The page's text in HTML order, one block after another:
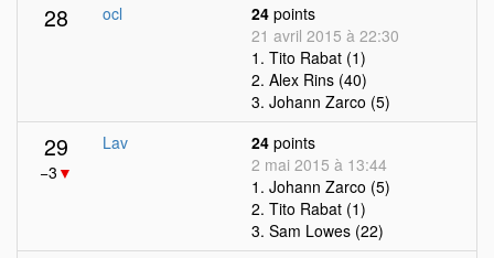
28 ocl 24 points
21 avril 2015 à 22:30
1. Tito Rabat (1)
2. Alex Rins (40)
3. Johann Zarco (5)
29
−3 ▼
Lav 24 points
2 mai 2015 à 13:44
1. Johann Zarco (5)
2. Tito Rabat (1)
3. Sam Lowes (22)